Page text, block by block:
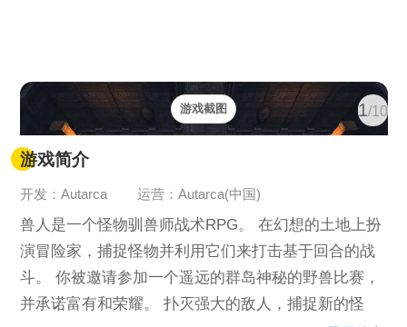
1/10
游戏截图
游戏简介
开发：Autarca 运营：Autarca(中国)
兽人是一个怪物驯兽师战术RPG。 在幻想的土地上扮
演冒险家，捕捉怪物并利用它们来打击基于回合的战
斗。 你被邀请参加一个遥远的群岛神秘的野兽比赛，
并承诺富有和荣耀。 扑灭强大的敌人，捕捉新的怪